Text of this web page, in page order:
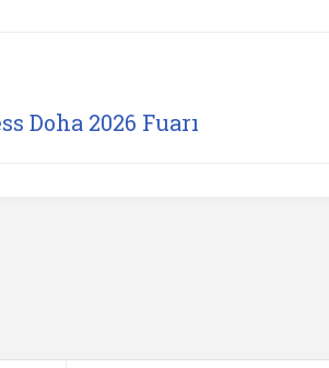
Doha 2026 Fuarı